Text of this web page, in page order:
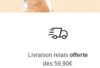
Livraison relais offerte
dès 59,90€